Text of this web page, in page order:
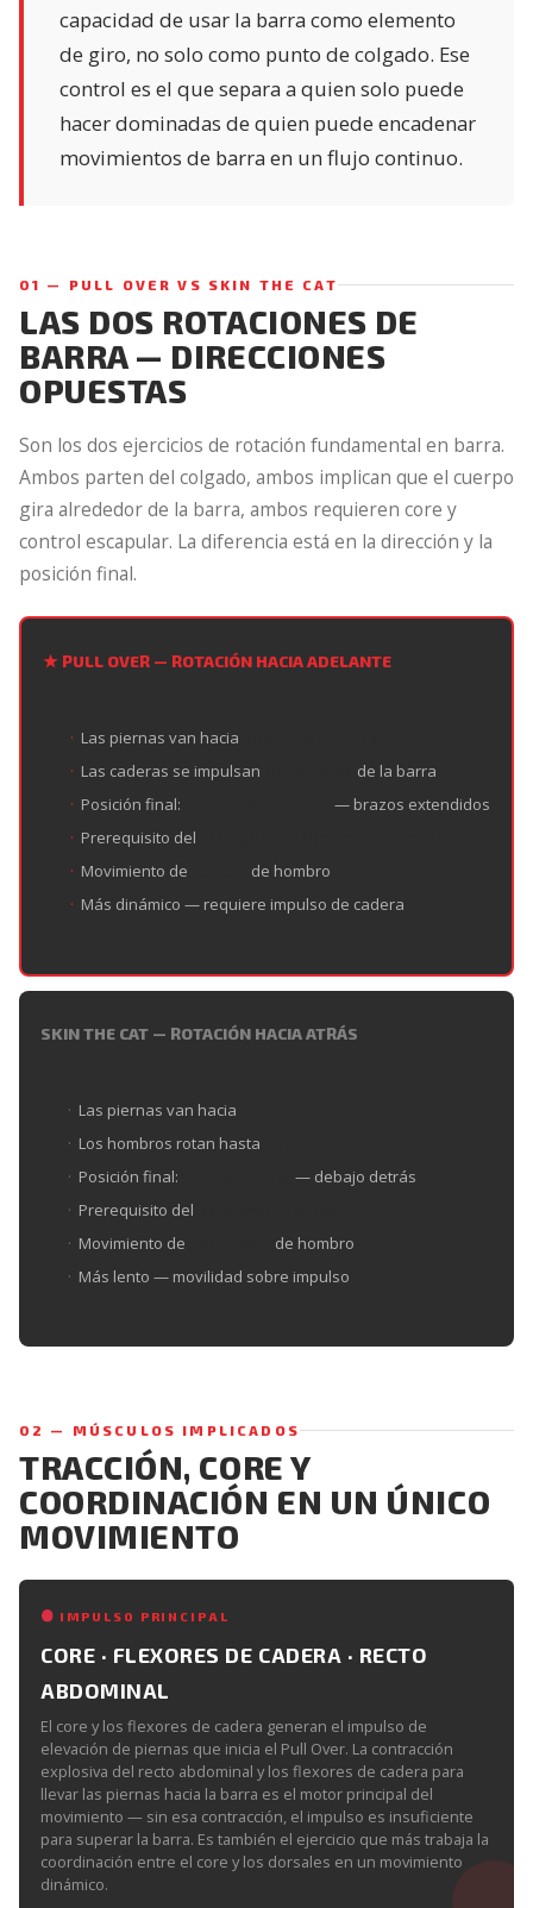
capacidad de usar la barra como elemento
de giro, no solo como punto de colgado. Ese
control es el que separa a quien solo puede
hacer dominadas de quien puede encadenar
movimientos de barra en un flujo continuo.
01 — PULL OVER VS SKIN THE CAT
LAS DOS ROTACIONES DE
BARRA — DIRECCIONES
OPUESTAS
Son los dos ejercicios de rotación fundamental en barra.
Ambos parten del colgado, ambos implican que el cuerpo
gira alrededor de la barra, ambos requieren core y
control escapular. La diferencia está en la dirección y la
posición final.
★ PULL OVER — ROTACIÓN HACIA ADELANTE
Las piernas van hacia
Las caderas se impulsan
de la barra
Posición final:
— brazos extendidos
Prerequisito del
Movimiento de
de hombro
Más dinámico — requiere impulso de cadera
SKIN THE CAT — ROTACIÓN HACIA ATRÁS
Las piernas van hacia
Los hombros rotan hasta
Posición final:
— debajo detrás
Prerequisito del
Movimiento de
de hombro
Más lento — movilidad sobre impulso
02 — MÚSCULOS IMPLICADOS
TRACCIÓN, CORE Y
COORDINACIÓN EN UN ÚNICO
MOVIMIENTO
IMPULSO PRINCIPAL
CORE · FLEXORES DE CADERA · RECTO
ABDOMINAL
El core y los flexores de cadera generan el impulso de
elevación de piernas que inicia el Pull Over. La contracción
explosiva del recto abdominal y los flexores de cadera para
llevar las piernas hacia la barra es el motor principal del
movimiento — sin esa contracción, el impulso es insuficiente
para superar la barra. Es también el ejercicio que más trabaja la
coordinación entre el core y los dorsales en un movimiento
dinámico.